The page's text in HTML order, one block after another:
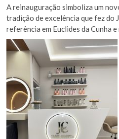
A reinauguração simboliza um
tradição de excelência que fez do
referência em Euclides da Cunha